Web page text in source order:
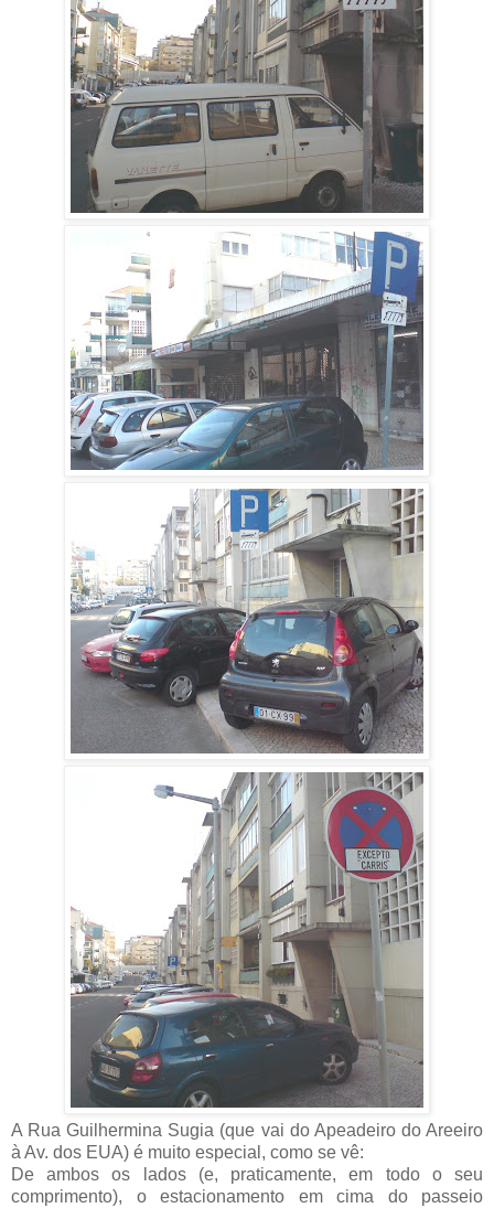
A Rua Guilhermina Sugia (que vai do Apeadeiro do Areeiro
à Av. dos EUA) é muito especial, como se vê:
De ambos os lados (e, praticamente, em todo o seu
comprimento), o estacionamento em cima do passeio